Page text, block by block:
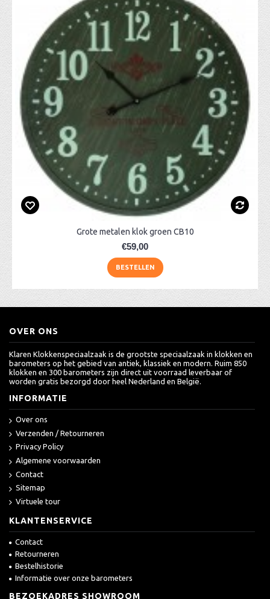
Grote metalen klok groen CB10
€59,00
BESTELLEN
OVER ONS
Klaren Klokkenspeciaalzaak is de grootste speciaalzaak in klokken en
barometers op het gebied van antiek, klassiek en modern. Ruim 850
klokken en 300 barometers zijn direct uit voorraad leverbaar of
worden gratis bezorgd door heel Nederland en België.
INFORMATIE
Over ons
Verzenden / Retourneren
Privacy Policy
Algemene voorwaarden
Contact
Sitemap
Virtuele tour
KLANTENSERVICE
Contact
Retourneren
Bestelhistorie
Informatie over onze barometers
BEZOEKADRES SHOWROOM